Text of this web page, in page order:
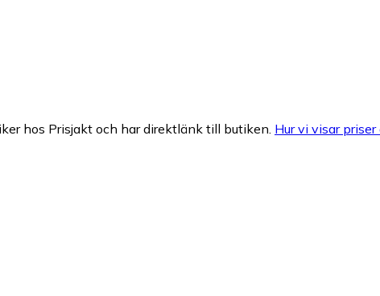
hos Prisjakt och har direktlänk till butiken. Hur vi visar priser